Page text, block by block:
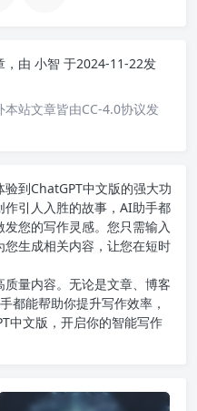
，由 小智 于2024-11-22发
本站文章皆由CC-4.0协议发
验到ChatGPT中文版的强大功
引人入胜的故事，AI助手都
您的写作灵感。您只需输入
生成相关内容，让您在短时
量内容。无论是文章、博客
都能帮助你提升写作效率，
中文版 ，开启你的智能写作